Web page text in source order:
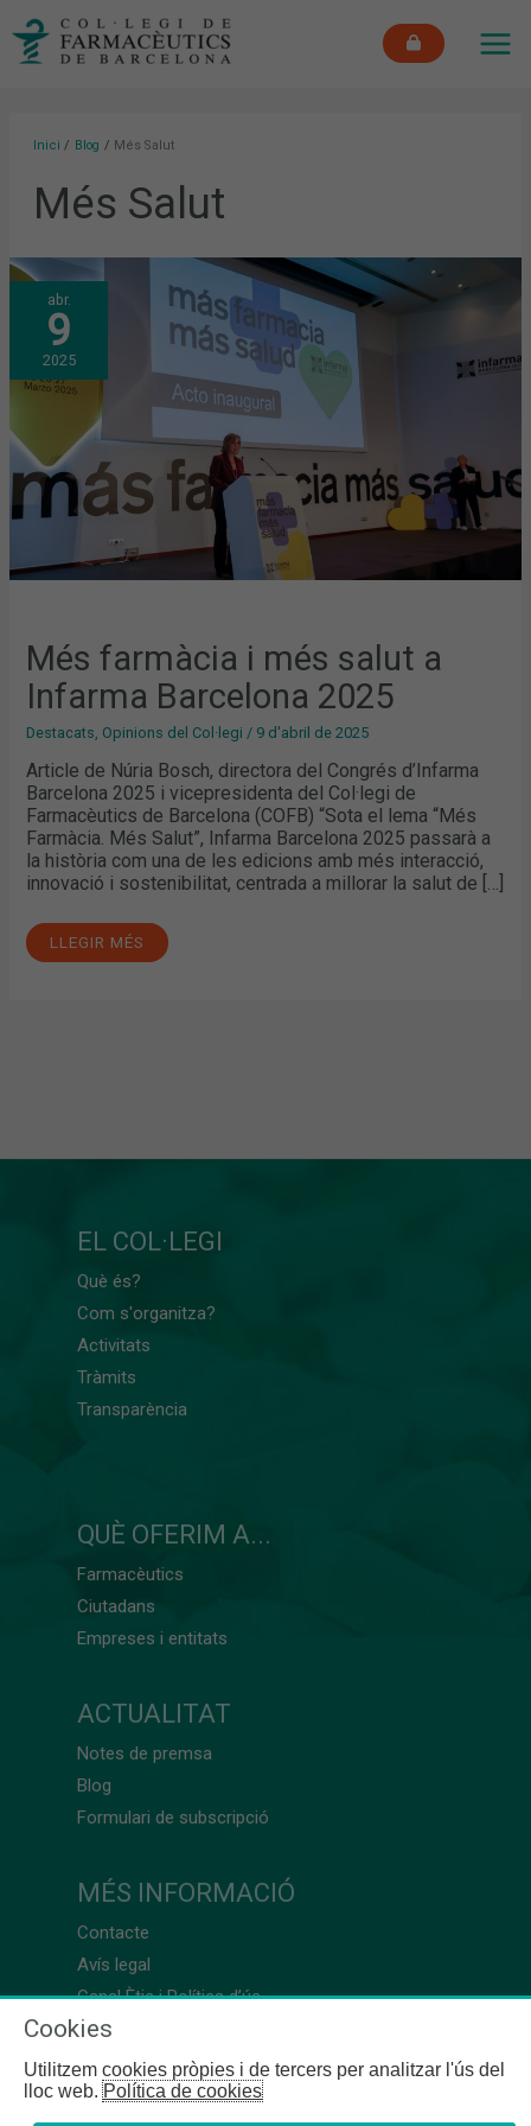
Inici Blog Més Salut
Més Salut
abr.
9
2025
Més farmàcia i més salut a
Infarma Barcelona 2025
Destacats, Opinions del Col·legi / 9 d'abril de 2025
Article de Núria Bosch, directora del Congrés d’Infarma
Barcelona 2025 i vicepresidenta del Col·legi de
Farmacèutics de Barcelona (COFB) “Sota el lema “Més
Farmàcia. Més Salut”, Infarma Barcelona 2025 passarà a
la història com una de les edicions amb més interacció,
innovació i sostenibilitat, centrada a millorar la salut de […]
MÉS
FARMÀCIA
I
MÉS
SALUT
A
INFARMA
BARCELONA
LLEGIR MÉS
EL COL·LEGI
Què és?
Com s'organitza?
Activitats
Tràmits
Transparència
QUÈ OFERIM A...
Farmacèutics
Ciutadans
Empreses i entitats
ACTUALITAT
Notes de premsa
Blog
Formulari de subscripció
MÉS INFORMACIÓ
Contacte
Avís legal
Canal Ètic i Política d’ús
Cookies
Utilitzem cookies pròpies i de tercers per analitzar l'ús del
lloc web.Política de cookies